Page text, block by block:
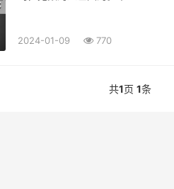
2024-01-09 770
共1页 1条